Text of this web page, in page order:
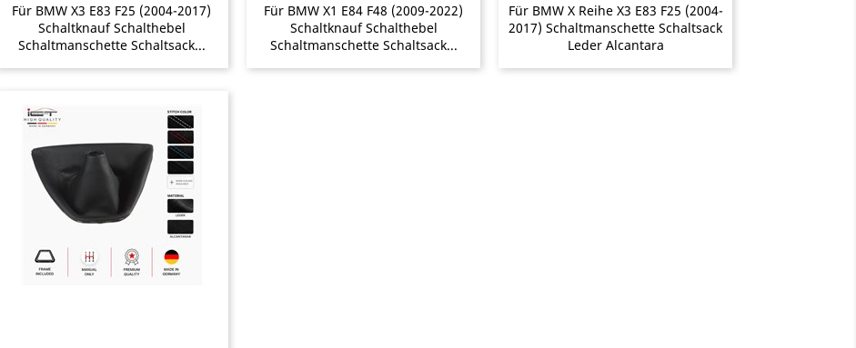
Für BMW X3 E83 F25 (2004-2017)
Schaltknauf Schalthebel
Schaltmanschette Schaltsack...
Für BMW X1 E84 F48 (2009-2022)
Schaltknauf Schalthebel
Schaltmanschette Schaltsack...
Für BMW X Reihe X3 E83 F25 (2004-
2017) Schaltmanschette Schaltsack
Leder Alcantara